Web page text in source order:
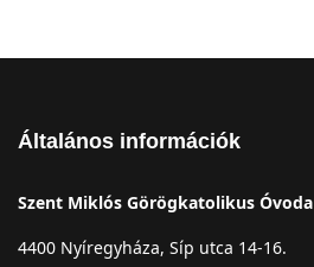
Általános információk
Szent Miklós Görögkatolikus Óvoda
4400 Nyíregyháza, Síp utca 14-16.